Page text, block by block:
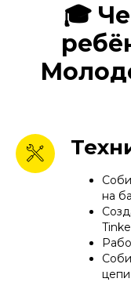
🎓
на
цепи